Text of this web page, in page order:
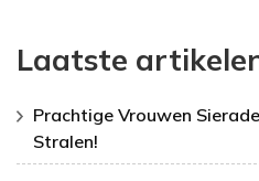
Laatste
Prachtige Vrouwen
Stralen!